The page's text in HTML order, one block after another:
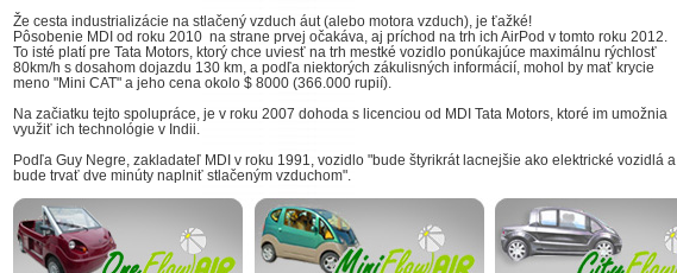
Že cesta industrializácie na stlačený vzduch áut (alebo motora vzduch), je ťažké!
Pôsobenie MDI od roku 2010 na strane prvej očakáva, aj príchod na trh ich AirPod v tomto roku 2012.
To isté platí pre Tata Motors, ktorý chce uviesť na trh mestké vozidlo ponúkajúce maximálnu rýchlosť
80km/h s dosahom dojazdu 130 km, a podľa niektorých zákulisných informácií, mohol by mať krycie
meno "Mini CAT" a jeho cena okolo $ 8000 (366.000 rupií).
Na začiatku tejto spolupráce, je v roku 2007 dohoda s licenciou od MDI Tata Motors, ktoré im umožnia
využiť ich technológie v Indii.
Podľa Guy Negre, zakladateľ MDI v roku 1991, vozidlo "bude štyrikrát lacnejšie ako elektrické vozidlá a
bude trvať dve minúty naplniť stlačeným vzduchom".